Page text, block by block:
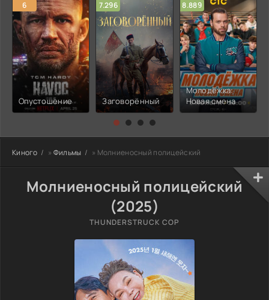
6
Опустошение
7.296
Заговорённый
8.889
Молодёжка:
Новая смена
Киного » Фильмы » Молниеносный полицейский
Молниеносный полицейский
(2025)
THUNDERSTRUCK COP